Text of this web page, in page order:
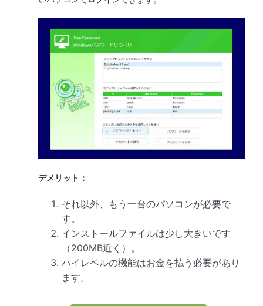
デメリット：
それ以外、もう一台のパソコンが必要で
す。
インストールファイルは少し大きいです
（200MB近く）。
ハイレベルの機能はお金を払う必要があり
ます。